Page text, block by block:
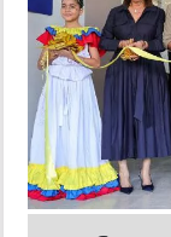
MUNDO
INSÓLITAS
MULTIMEDIA